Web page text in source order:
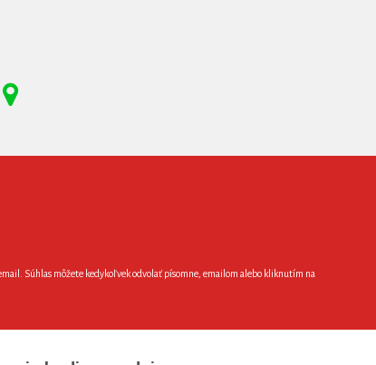
Súhlas môžete kedykoľvek odvolať písomne, emailom alebo kliknutím na